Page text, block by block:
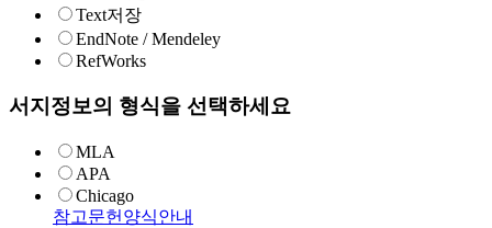
Text저장
EndNote / Mendeley
RefWorks
서지정보의 형식을 선택하세요
MLA
APA
Chicago
참고문헌양식안내